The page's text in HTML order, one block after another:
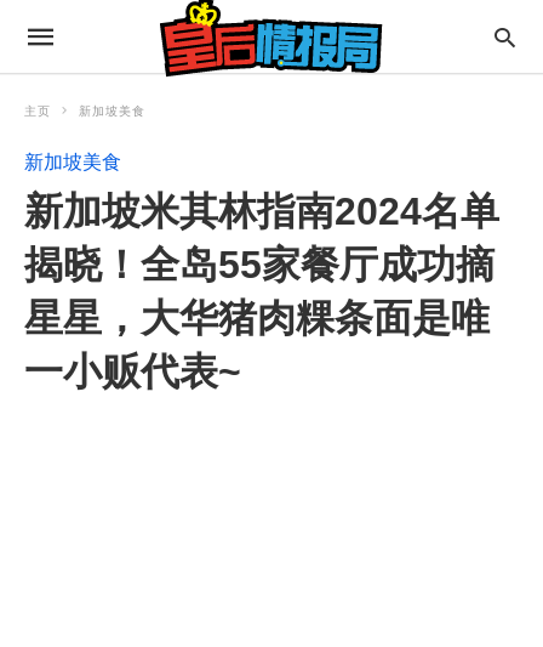
主页 新加坡美食
新加坡美食
新加坡米其林指南2024名单
揭晓！全岛55家餐厅成功摘
星星，大华猪肉粿条面是唯
一小贩代表~